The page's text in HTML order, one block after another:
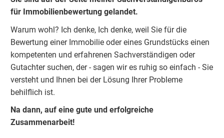
für Immobilienbewertung gelandet.
Warum wohl? Ich denke, Ich denke, weil Sie für die
Bewertung einer Immobilie oder eines Grundstücks einen
kompetenten und erfahrenen Sachverständigen oder
Gutachter suchen, der - sagen wir es ruhig so einfach - Sie
versteht und Ihnen bei der Lösung Ihrer Probleme
behilflich ist.
Na dann, auf eine gute und erfolgreiche
Zusammenarbeit!